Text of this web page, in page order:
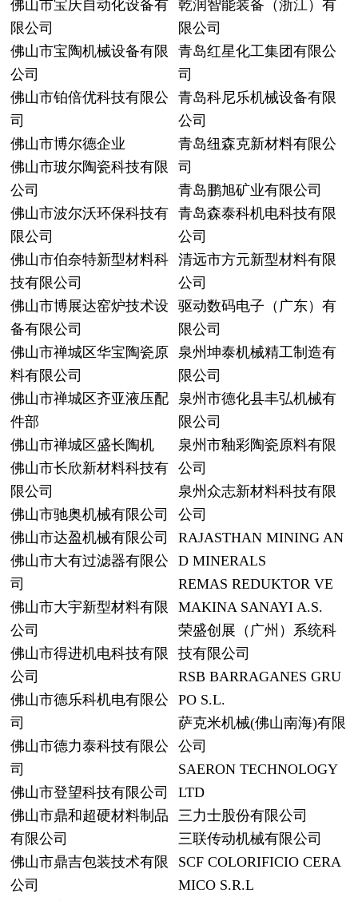
佛山市宝庆自动化设备有
限公司
佛山市宝陶机械设备有限
公司
佛山市铂倍优科技有限公
司
佛山市博尔德企业
佛山市玻尔陶瓷科技有限
公司
佛山市波尔沃环保科技有
限公司
佛山市伯奈特新型材料科
技有限公司
佛山市博展达窑炉技术设
备有限公司
佛山市禅城区华宝陶瓷原
料有限公司
佛山市禅城区齐亚液压配
件部
佛山市禅城区盛长陶机
佛山市长欣新材料科技有
限公司
佛山市驰奥机械有限公司
佛山市达盈机械有限公司
佛山市大有过滤器有限公
司
佛山市大宇新型材料有限
公司
佛山市得进机电科技有限
公司
佛山市德乐科机电有限公
司
佛山市德力泰科技有限公
司
佛山市登望科技有限公司
佛山市鼎和超硬材料制品
有限公司
佛山市鼎吉包装技术有限
公司
乾润智能装备（浙江）有
限公司
青岛红星化工集团有限公
司
青岛科尼乐机械设备有限
公司
青岛纽森克新材料有限公
司
青岛鹏旭矿业有限公司
青岛森泰科机电科技有限
公司
清远市方元新型材料有限
公司
驱动数码电子（广东）有
限公司
泉州坤泰机械精工制造有
限公司
泉州市德化县丰弘机械有
限公司
泉州市釉彩陶瓷原料有限
公司
泉州众志新材料科技有限
公司
RAJASTHAN MINING AN
D MINERALS
REMAS REDUKTOR VE
MAKINA SANAYI A.S.
荣盛创展（广州）系统科
技有限公司
RSB BARRAGANES GRU
PO S.L.
萨克米机械(佛山南海)有限
公司
SAERON TECHNOLOGY
LTD
三力士股份有限公司
三联传动机械有限公司
SCF COLORIFICIO CERA
MICO S.R.L